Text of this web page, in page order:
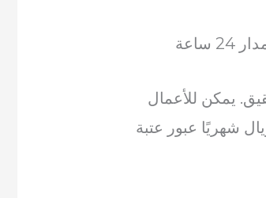
يمكن للأعمال
التي تولد باستمرار ما بين 80،000 و 100،000 ريال شهريًا عبور عتبة